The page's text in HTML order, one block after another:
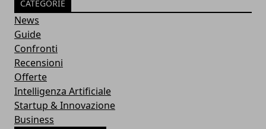
CATEGORIE
News
Guide
Confronti
Recensioni
Offerte
Intelligenza Artificiale
Startup & Innovazione
Business